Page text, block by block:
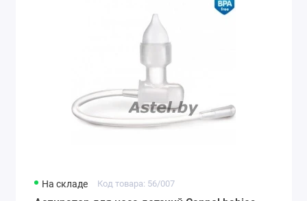
На складе Код товара: 56/007